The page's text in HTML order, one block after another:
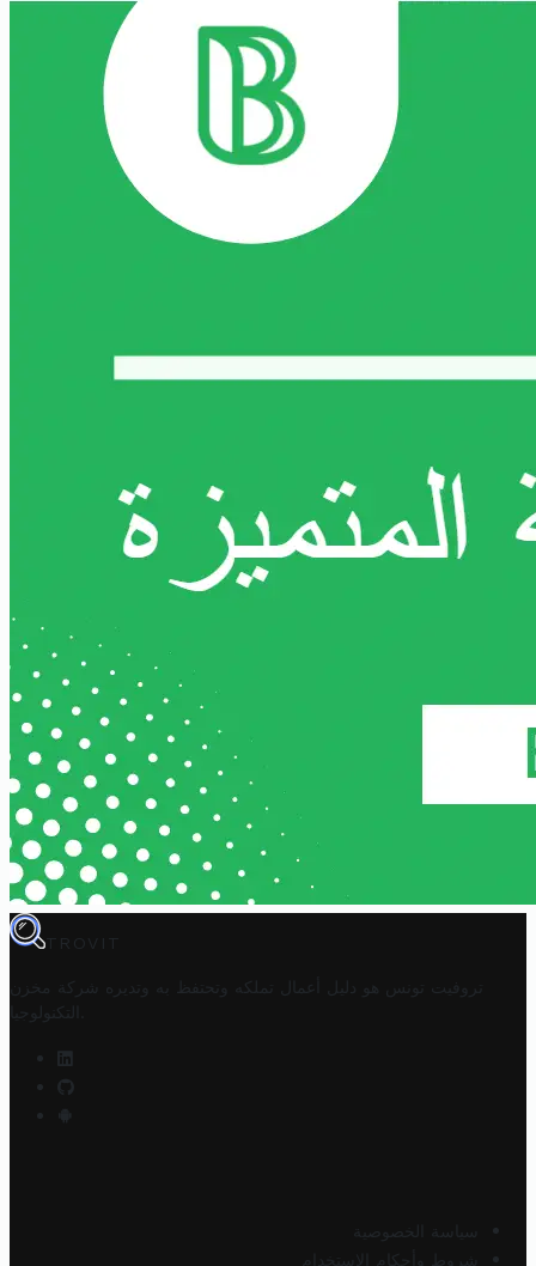
TROVIT
تروفيت تونس هو دليل أعمال تملكه وتحتفظ به وتديره
شركة مخزن
التكنولوجيا
سياسة الخصوصية
شروط وأحكام الاستخدام